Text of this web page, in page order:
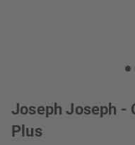
Joseph Joseph -
Plus